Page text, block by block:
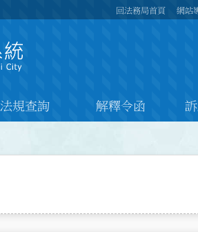
回法務局首頁 網站
法規查詢 解釋令函